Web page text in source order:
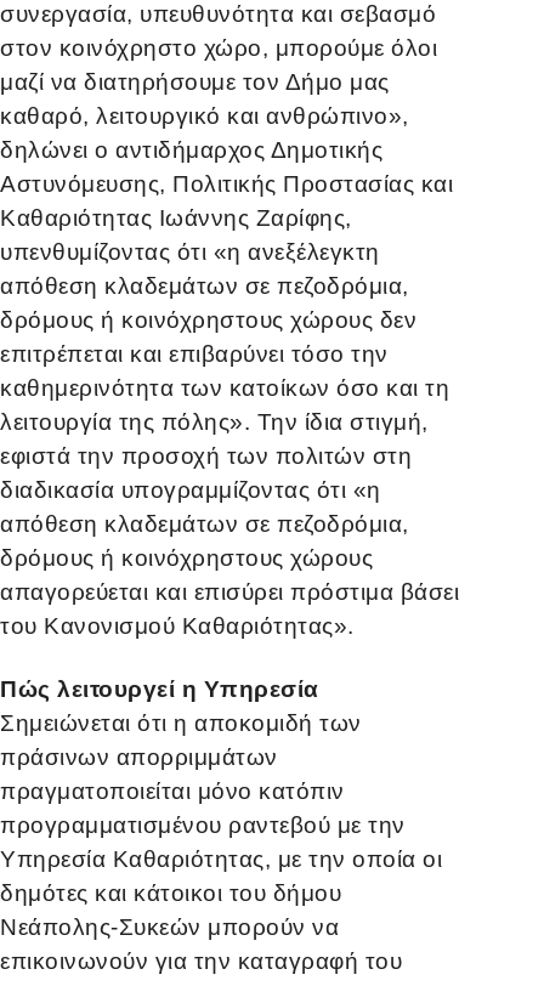
συνεργασία, υπευθυνότητα και σεβασμό
στον κοινόχρηστο χώρο, μπορούμε όλοι
μαζί να διατηρήσουμε τον Δήμο μας
καθαρό, λειτουργικό και ανθρώπινο»,
δηλώνει ο αντιδήμαρχος Δημοτικής
Αστυνόμευσης, Πολιτικής Προστασίας και
Καθαριότητας Ιωάννης Ζαρίφης,
υπενθυμίζοντας ότι «η ανεξέλεγκτη
απόθεση κλαδεμάτων σε πεζοδρόμια,
δρόμους ή κοινόχρηστους χώρους δεν
επιτρέπεται και επιβαρύνει τόσο την
καθημερινότητα των κατοίκων όσο και τη
λειτουργία της πόλης». Την ίδια στιγμή,
εφιστά την προσοχή των πολιτών στη
διαδικασία υπογραμμίζοντας ότι «η
απόθεση κλαδεμάτων σε πεζοδρόμια,
δρόμους ή κοινόχρηστους χώρους
απαγορεύεται και επισύρει πρόστιμα βάσει
του Κανονισμού Καθαριότητας».
Πώς λειτουργεί η Υπηρεσία
Σημειώνεται ότι η αποκομιδή των
πράσινων απορριμμάτων
πραγματοποιείται μόνο κατόπιν
προγραμματισμένου ραντεβού με την
Υπηρεσία Καθαριότητας, με την οποία οι
δημότες και κάτοικοι του δήμου
Νεάπολης-Συκεών μπορούν να
επικοινωνούν για την καταγραφή του